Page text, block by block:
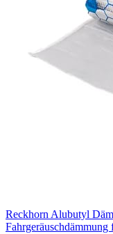
Reckhorn Alubutyl